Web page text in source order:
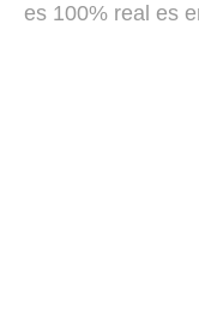
es 100% real es